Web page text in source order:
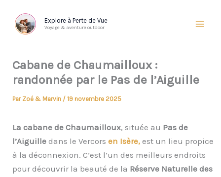
contenu
Explore à Perte de Vue
Voyage & aventure outdoor
Cabane de Chaumailloux :
randonnée par le Pas de l’Aiguille
Par Zoé & Marvin / 19 novembre 2025
La cabane de Chaumailloux, située au Pas de
l’Aiguille dans le Vercors en Isère, est un lieu propice
à la déconnexion. C’est l’un des meilleurs endroits
pour découvrir la beauté de la Réserve Naturelle des